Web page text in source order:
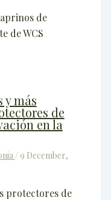
de
de WCS
y más
de
en la
/9 December,
protectores de